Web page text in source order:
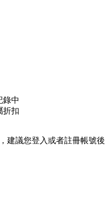
錄中
折扣
建議您登入或者註冊帳號後